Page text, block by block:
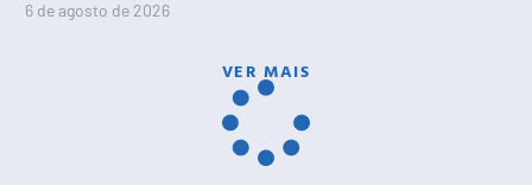
6 de agosto de 2026
VER MAIS